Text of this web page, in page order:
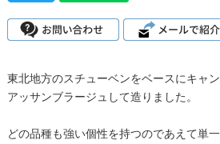
東北地方のスチューベンをベースにキャ
アッサンブラージュして造りました。
どの品種も強い個性を持つのであえて単